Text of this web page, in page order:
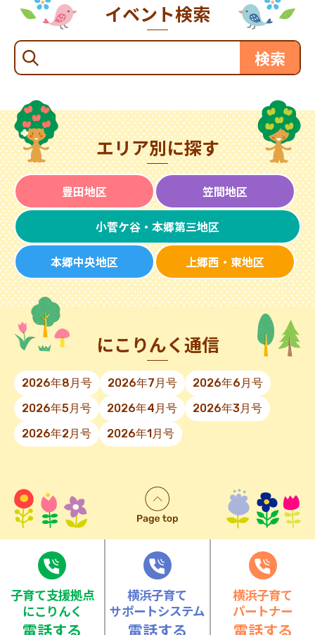
イベント検索
エリア別に探す
豊田地区 笠間地区
小菅ケ谷・本郷第三地区
本郷中央地区 上郷西・東地区
にこりんく通信
2026年8月号 2026年7月号
2026年6月号
2026年5月号
2026年4月号
2026年3月号
2026年2月号
2026年1月号
⼦育て⽀援拠点
にこりんく
電話する
横浜子育て
サポートシステム
電話する
横浜子育て
パートナー
電話する